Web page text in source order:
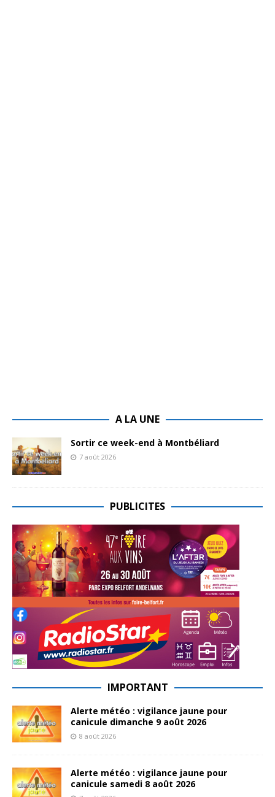
A LA UNE
Sortir ce week-end à Montbéliard
7 août 2026
PUBLICITES
IMPORTANT
Alerte météo : vigilance jaune pour
canicule dimanche 9 août 2026
8 août 2026
Alerte météo : vigilance jaune pour
canicule samedi 8 août 2026